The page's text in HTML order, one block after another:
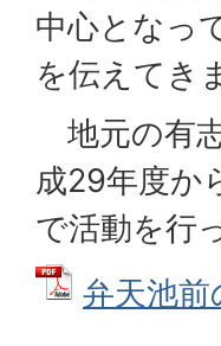
中心となっ
を伝えてき
地元の有
成29年度か
で活動を行
弁天池